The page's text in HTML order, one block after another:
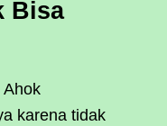
Bisa
Ahok
karena tidak